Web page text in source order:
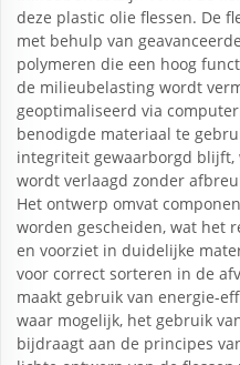
deze plastic olie flessen. De
met behulp van
polymeren die een hoog
de milieubelasting wordt
geoptimaliseerd via
benodigde materiaal te
integriteit gewaarborgd
wordt verlaagd zonder
Het ontwerp omvat
worden gescheiden, wat het
en voorziet in duidelijke
voor correct sorteren in de
maakt gebruik van energie-
waar mogelijk, het gebruik
bijdraagt aan de principes